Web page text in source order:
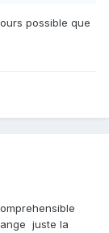
possible que
juste la